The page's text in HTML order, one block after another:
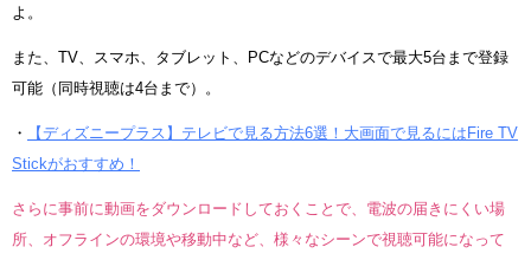
よ。
また、TV、スマホ、タブレット、PCなどのデバイスで最大5台まで登録
可能（同時視聴は4台まで）。
・
【ディズニープラス】テレビで見る方法6選！大画面で見るにはFire TV
Stickがおすすめ！
さらに事前に動画をダウンロードしておくことで、電波の届きにくい場
所、オフラインの環境や移動中など、様々なシーンで視聴可能になって